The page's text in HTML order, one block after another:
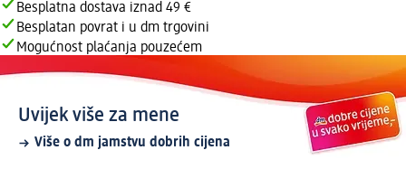
Besplatna dostava iznad 49 €
Besplatan povrat i u dm trgovini
Mogućnost plaćanja pouzećem
Uvijek više za mene
Više o dm jamstvu dobrih cijena